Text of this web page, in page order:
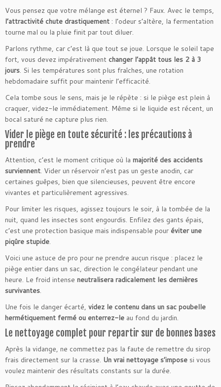
Vous pensez que votre mélange est éternel ? Faux. Avec le temps,
l’attractivité chute drastiquement : l’odeur s’altère, la fermentation
tourne mal ou la pluie finit par tout diluer.
Parlons rythme, car c’est là que tout se joue. Lorsque le soleil tape
fort, vous devez impérativement changer l’appât tous les 2 à 3
jours. Si les températures sont plus fraîches, une rotation
hebdomadaire suffit pour maintenir l’efficacité.
Cela tombe sous le sens, mais je le répète : si le piège est plein à
craquer, videz-le immédiatement. Même si le liquide est récent, un
bocal saturé ne capture plus rien.
Vider le piège en toute sécurité : les précautions à
prendre
Attention, c’est le moment critique où la majorité des accidents
surviennent. Vider un réservoir n’est pas un geste anodin, car
certaines guêpes, bien que silencieuses, peuvent être encore
vivantes et particulièrement agressives.
Pour limiter les risques, agissez toujours le soir, à la tombée de la
nuit, quand les insectes sont engourdis. Enfilez des gants épais,
c’est une protection basique mais indispensable pour éviter une
piqûre stupide.
Voici une astuce de pro pour ne prendre aucun risque : placez le
piège entier dans un sac, direction le congélateur pendant une
heure. Le froid intense neutralisera radicalement les dernières
survivantes.
Une fois le danger écarté, videz le contenu dans un sac poubelle
hermétiquement fermé ou enterrez-le au fond du jardin.
Le nettoyage complet pour repartir sur de bonnes bases
Après la vidange, ne commettez pas la faute de remettre du sirop
frais directement sur la crasse. Un vrai nettoyage s’impose si vous
voulez maintenir des résultats constants sur la durée.